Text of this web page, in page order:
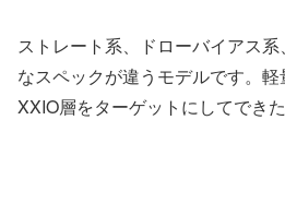
ストレート系、ドローバイアス
なスペックが違うモデルです。
XXIO層をターゲットにしてできた